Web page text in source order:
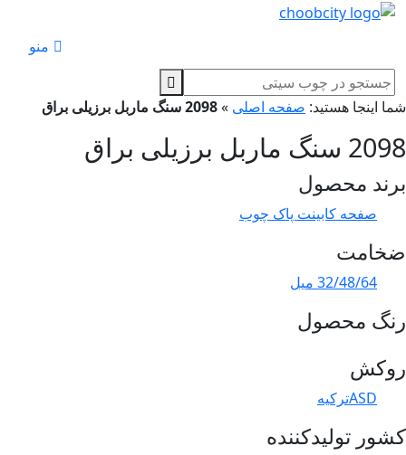
منو
اینجا هستید:صفحه اصلی» 2098 سنگ ماربل برزیلی براق
ماربل برزیلی براق
محصول
صفحه کابینت پاک چوب
32/48/64 میل
محصول
ASDترکیه
تولیدکننده